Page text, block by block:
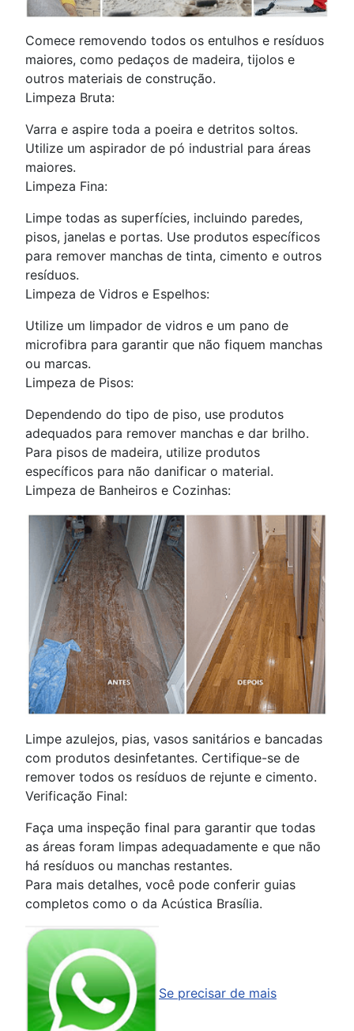
Comece removendo todos os entulhos e resíduos
maiores, como pedaços de madeira, tijolos e
outros materiais de construção.
Limpeza Bruta:
Varra e aspire toda a poeira e detritos soltos.
Utilize um aspirador de pó industrial para áreas
maiores.
Limpeza Fina:
Limpe todas as superfícies, incluindo paredes,
pisos, janelas e portas. Use produtos específicos
para remover manchas de tinta, cimento e outros
resíduos.
Limpeza de Vidros e Espelhos:
Utilize um limpador de vidros e um pano de
microfibra para garantir que não fiquem manchas
ou marcas.
Limpeza de Pisos:
Dependendo do tipo de piso, use produtos
adequados para remover manchas e dar brilho.
Para pisos de madeira, utilize produtos
específicos para não danificar o material.
Limpeza de Banheiros e Cozinhas:
Limpe azulejos, pias, vasos sanitários e bancadas
com produtos desinfetantes. Certifique-se de
remover todos os resíduos de rejunte e cimento.
Verificação Final:
Faça uma inspeção final para garantir que todas
as áreas foram limpas adequadamente e que não
há resíduos ou manchas restantes.
Para mais detalhes, você pode conferir guias
completos como o da Acústica Brasília.
Se precisar de mais